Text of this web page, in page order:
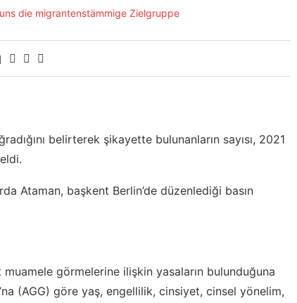
belirterek şikayette bulunanların sayısı, 2021
Ataman, başkent Berlin’de düzenlediği basın
görmelerine ilişkin yasaların bulunduğuna
(AGG) göre yaş, engellilik, cinsiyet, cinsel yönelim,